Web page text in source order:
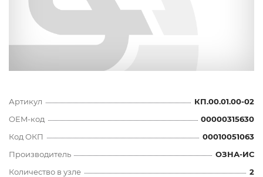
Артикул
КП.00.01.00-02
OEM-код
00000315630
Код ОКП
00010051063
Производитель
ОЗНА-ИС
Количество в узле
2